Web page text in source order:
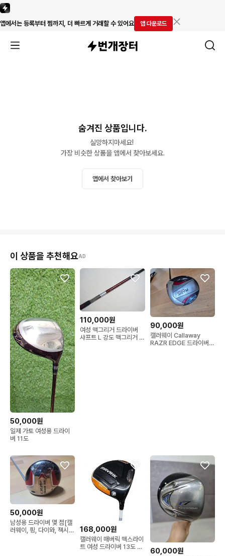
앱에서는 등록부터 찜까지, 더 빠르게 거래할 수 있어요 앱 다운로드
숨겨진 상품입니다.
실망하지마세요!
가장 비슷한 상품을 앱에서 찾아보세요.
앱에서 찾아보기
이 상품을 추천해요AD
50,000원
일제 가토 여성용 드라이
버 11도
110,000원
여성 맥그리거 드라이버
샤프트 L 강도 맥그리거 코
90,000원
캘러웨이 Callaway
RAZR EDGE 드라이버
50,000원
남성용 드라이버 몇 점[캘
러웨이, 핑, 다이와, 젝시오
168,000원
캘러웨이 매버릭 맥스라이
트 여성 드라이버 13도 L
60,000원